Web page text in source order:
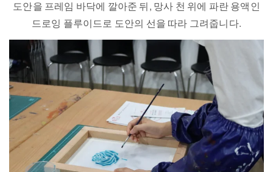
도안을 프레임 바닥에 깔아준 뒤, 망사 천 위에 파란 용액인
드로잉 플루이드로 도안의 선을 따라 그려줍니다.